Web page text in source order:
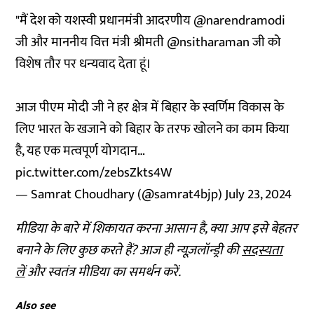
"मैं देश को यशस्वी प्रधानमंत्री आदरणीय@narendramodi
जी और माननीय वित्त मंत्री श्रीमती@nsitharamanजी को
विशेष तौर पर धन्यवाद देता हूं।
आज पीएम मोदी जी ने हर क्षेत्र में बिहार के स्वर्णिम विकास के
लिए भारत के खजाने को बिहार के तरफ खोलने का काम किया
है, यह एक मत्वपूर्ण योगदान…
pic.twitter.com/zebsZkts4W
— Samrat Choudhary (@samrat4bjp)July 23, 2024
मीडिया के बारे में शिकायत करना आसान है, क्या आप इसे बेहतर
बनाने के लिए कुछ करते हैं? आज ही न्यूज़लॉन्ड्री कीसदस्यता
लेंऔर स्वतंत्र मीडिया का समर्थन करें.
Also see